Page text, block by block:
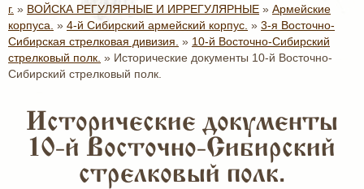
г. » ВОЙСКА РЕГУЛЯРНЫЕ И ИРРЕГУЛЯРНЫЕ » Армейские
корпуса. » 4-й Сибирский армейский корпус. » 3-я Восточно-
Сибирская стрелковая дивизия. » 10-й Восточно-Сибирский
стрелковый полк. » Исторические документы 10-й Восточно-
Сибирский стрелковый полк.
Исторические документы
10-й Восточно-Сибирский
стрелковый полк.